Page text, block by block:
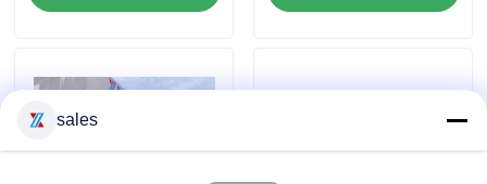
sales